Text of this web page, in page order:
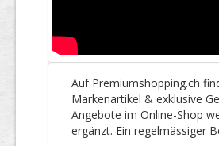
Auf Premiumshopping.ch
Markenartikel & exklusive
Angebote im Online-Shop
ergänzt. Ein regelmässiger